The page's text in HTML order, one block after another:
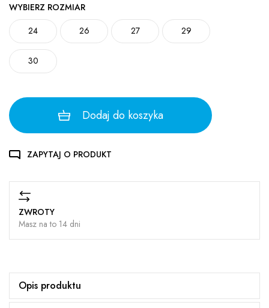
WYBIERZ ROZMIAR
24
26 27 29
30
Dodaj do koszyka
ZAPYTAJ O PRODUKT
ZWROTY
Masz na to 14 dni
Opis produktu